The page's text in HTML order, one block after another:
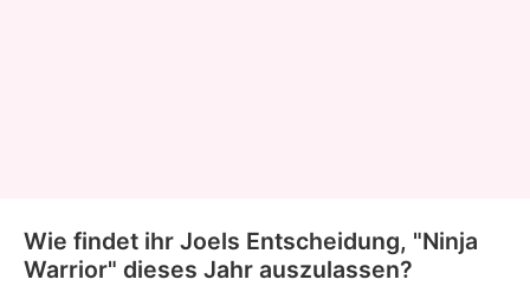
Wie findet ihr Joels Entscheidung, "Ninja
Warrior" dieses Jahr auszulassen?